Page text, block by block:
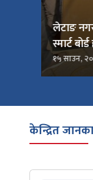
लेटाङ
स्मार्ट
१५ साउन,
केन्द्रित